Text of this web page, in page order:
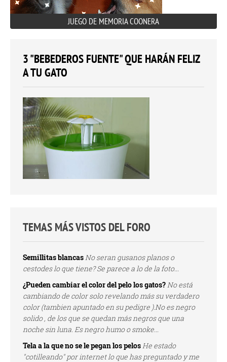
JUEGO DE MEMORIA COONERA
3 "BEBEDEROS FUENTE" QUE HARÁN FELIZ
A TU GATO
TEMAS MÁS VISTOS DEL FORO
Semillitas blancasNo seran gusanos planos o
cestodes lo que tiene? Se parece a lo de la foto...
¿Pueden cambiar el color del pelo los gatos?No está
cambiando de color solo revelando más su verdadero
color (tambien apuntado en su pedigre ).No es negro
solido , de los que se quedan más negros que una
noche sin luna. Es negro humo o smoke...
Tela a la que no se le pegan los pelosHe estado
"cotilleando" por internet lo que has preguntado y me